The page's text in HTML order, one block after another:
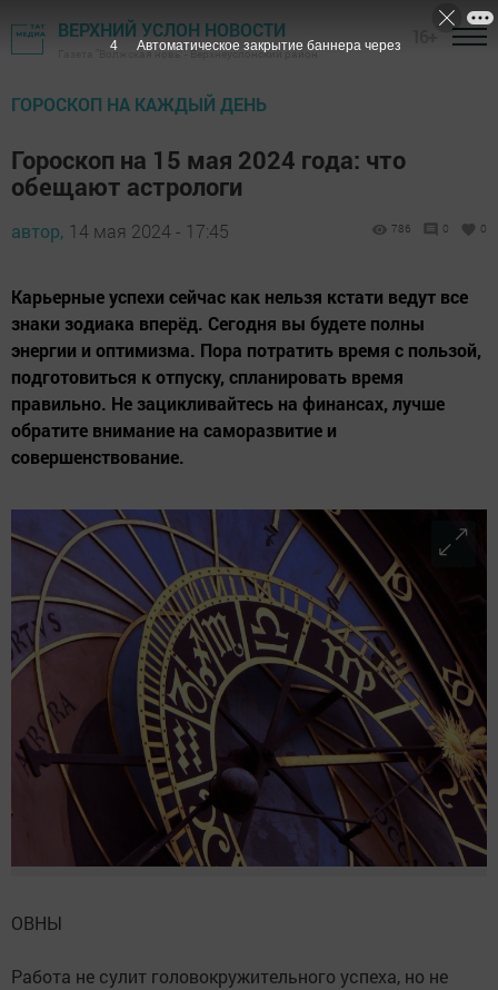
ВЕРХНИЙ УСЛОН НОВОСТИ
Газета "Волжская новь" - Верхнеуслонский район
ГОРОСКОП НА КАЖДЫЙ ДЕНЬ
Гороскоп на 15 мая 2024 года: что
обещают астрологи
автор, 14 мая 2024 - 17:45 786 0 0
Карьерные успехи сейчас как нельзя кстати ведут все
знаки зодиака вперёд. Сегодня вы будете полны
энергии и оптимизма. Пора потратить время с пользой,
подготовиться к отпуску, спланировать время
правильно. Не зацикливайтесь на финансах, лучше
обратите внимание на саморазвитие и
совершенствование.
ОВНЫ
Работа не сулит головокружительного успеха, но не
3 Автоматическое закрытие баннера через